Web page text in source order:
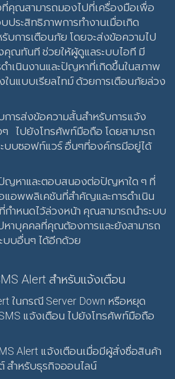
ที่คุณสามารถมองไปที่เครื่องมือเพื่อ
ประสิทธิภาพการทำงานเมื่อเกิด
บการเตือนภัย โดยจะส่งข้อความไป
คุณทันที ช่วยให้ผู้ดูแลระบบไอที มี
ำเนินงานและปัญหาที่เกิดขึ้นในสภาพ
นแบบเรียลไทม์ ด้วยการเตือนภัยล่วง
การส่งข้อความสั้นสำหรับการแจ้ง
ๆ ไปยังโทรศัพท์มือถือ โดยสามารถ
ะบบซอฟท์แวร์ อื่นๆที่องค์กรมีอยู่ได้
ปัญหาและตอบสนองต่อปัญหาใด ๆ ที่
อพพลิเคชันที่สำคัญและการดำเนิน
กำหนดไว้ล่วงหน้า คุณสามารถนำระบบ
หาบุคคลที่คุณต้องการและยังสามารถ
บบอื่นๆ ได้อีกด้วย
Alert สำหรับแจ้งเตือน
ในกรณี Server Down หรือหยุด
แจ้งเตือน ไปยังโทรศัพท์มือถือ
Alert แจ้งเตือนเมื่อมีผู้สั่งซื่อสินค้า
สำหรับธุรกิจออนไลน์